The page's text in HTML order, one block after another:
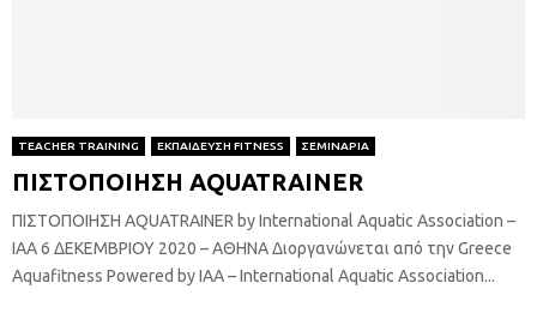
TEACHER TRAINING ΕΚΠΑΙΔΕΥΣΗ FITNESS ΣΕΜΙΝΑΡΙΑ
ΠΙΣΤΟΠΟΙΗΣΗ ΑQUATRAINER
ΠΙΣΤΟΠΟΙΗΣΗ ΑQUATRAINER by International Aquatic Association –
IAA 6 ΔΕΚΕΜΒΡΙΟΥ 2020 – ΑΘΗΝΑ Διοργανώνεται από την Greece
Aquafitness Powered by IAA – International Aquatic Association...